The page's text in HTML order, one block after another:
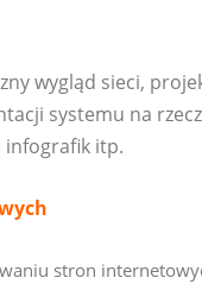
wygląd sieci,
systemu na
infografik itp.
stron